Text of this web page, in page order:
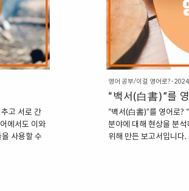
고 서로 간
에서도 이와
사용할 수
영어 공부/이걸 영어로?·
“백서(白書)”를
“백서(白書)”를 영어로?
분야에 대해 현상을 분
위해 만든 보고서입니다